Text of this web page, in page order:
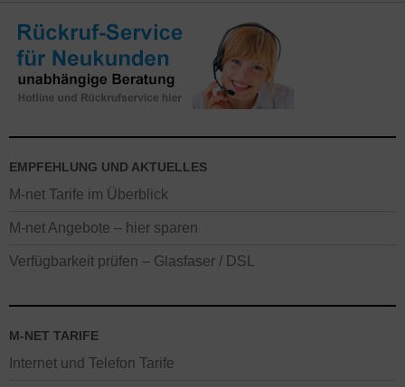
Würzburg in direkt per Glasfaser versorgten Wohnungen. In den
restlichen Orten des M-net Ausbaugebietes gilt ein abweichender
Regio-Preis und andere Tarife. Alle Neukunden-Aktionen mit
Rabatten gelten nur, wenn in den letzten 6 Monaten kein M-net
Shops.
EMPFEHLUNG UND AKTUELLES
M-net Tarife im Überblick
M-net Angebote – hier sparen
Verfügbarkeit prüfen – Glasfaser / DSL
M-NET TARIFE
Internet und Telefon Tarife